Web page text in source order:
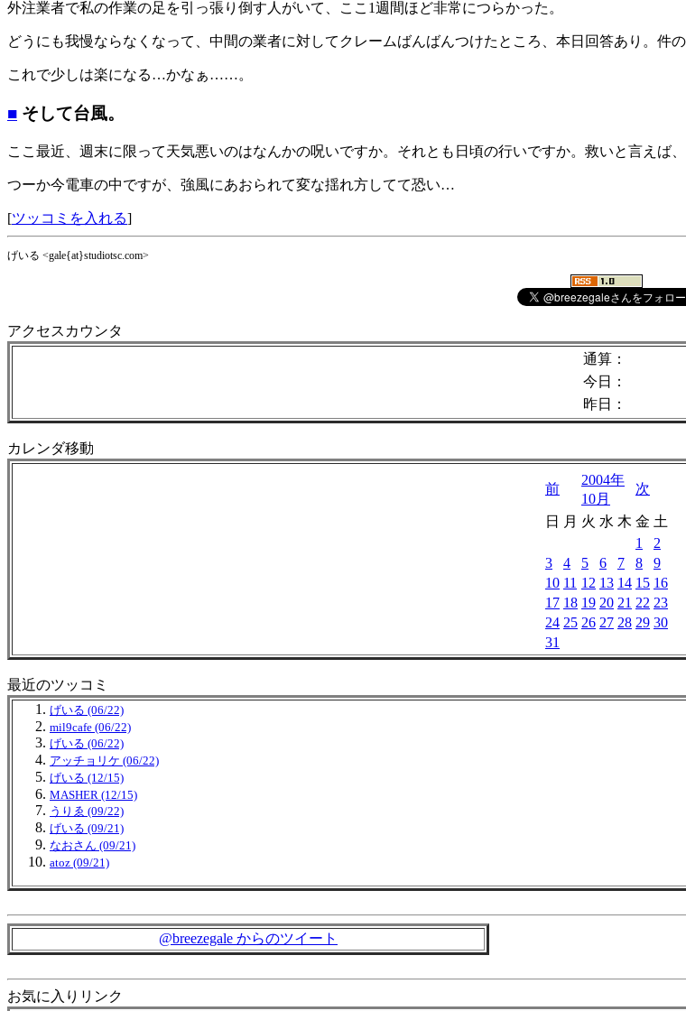
外注業者で私の作業の足を引っ張り倒す人がいて、ここ1週間ほど非常につらかった。
どうにも我慢ならなくなって、中間の業者に対してクレームばんばんつけたところ、本日回答あり。件
これで少しは楽になる…かなぁ……。
■ そして台風。
ここ最近、週末に限って天気悪いのはなんかの呪いですか。それとも日頃の行いですか。救いと言えば
つーか今電車の中ですが、強風にあおられて変な揺れ方してて恐い…
[ツッコミを入れる]
げいる <gale{at}studiotsc.com>
アクセスカウンタ
通算：
今日：
昨日：
カレンダ移動
前
2004年
10月
次
日 月 火 水 木 金 土
1
2
3
4 5 6 7 8
9
10 11 12 13 14 15 16
17 18 19 20 21 22 23
24 25 26 27 28 29 30
31
最近のツッコミ
げいる (06/22)
mil9cafe (06/22)
げいる (06/22)
アッチョリケ (06/22)
げいる (12/15)
MASHER (12/15)
うりゑ (09/22)
げいる (09/21)
なおさん (09/21)
atoz (09/21)
@breezegale からのツイート
お気に入りリンク